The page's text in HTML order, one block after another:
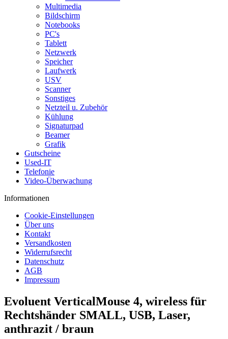
Multimedia
Bildschirm
Notebooks
PC's
Tablett
Netzwerk
Speicher
Laufwerk
USV
Scanner
Sonstiges
Netzteil u. Zubehör
Kühlung
Signaturpad
Beamer
Grafik
Gutscheine
Used-IT
Telefonie
Video-Überwachung
Informationen
Cookie-Einstellungen
Über uns
Kontakt
Versandkosten
Widerrufsrecht
Datenschutz
AGB
Impressum
Evoluent VerticalMouse 4, wireless für
Rechtshänder SMALL, USB, Laser,
anthrazit / braun